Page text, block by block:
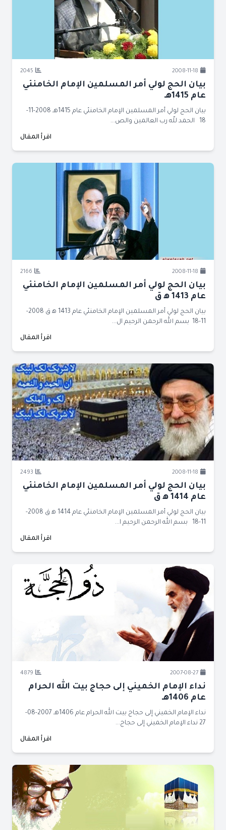
2008-11-18
2045
بيان الحج لولي أمر المسلمين الإمام الخامنئي
عام 1415هـ
بيان الحج لولي أمر المسلمين الإمام الخامنئي عام 1415هـ 2008-11-
18 الحمد للّه رب العالمين والص...
اقرأ المقال
2008-11-18
2166
بيان الحج لولي أمر المسلمين الإمام الخامنئي
عام 1413 ﻫ ق
بيان الحج لولي أمر المسلمين الإمام الخامنئي عام 1413 ﻫ ق 2008-
11-18 بسم الله الرحمن الرحيم ال...
اقرأ المقال
2008-11-18
2493
بيان الحج لولي أمر المسلمين الإمام الخامنئي
عام 1414 ﻫ ق
بيان الحج لولي أمر المسلمين الإمام الخامنئي عام 1414 ﻫ ق 2008-
11-18 بسم الله الرحمن الرحيم ا...
اقرأ المقال
2007-08-27
4879
نداء الإمام الخميني إلى حجاج بيت الله الحرام
عام 1406هـ
نداء الإمام الخميني إلى حجاج بيت الله الحرام عام 1406هـ 2007-08-
27 نداء الإمام الخميني إلى حجاج...
اقرأ المقال